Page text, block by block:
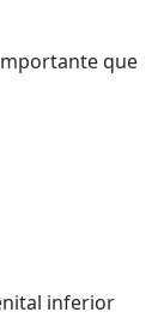
que
inferior